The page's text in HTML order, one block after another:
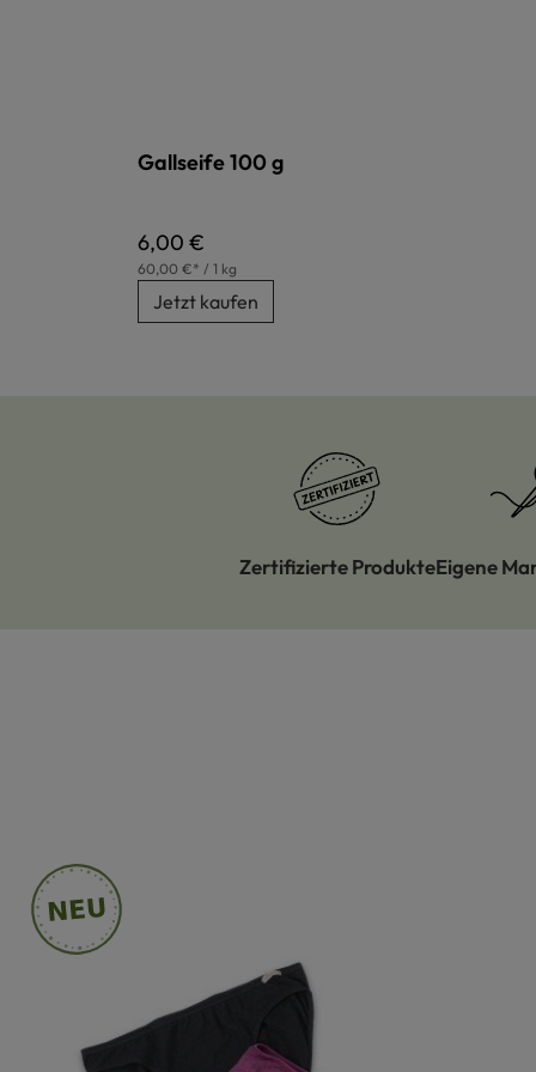
Gallseife 100 g
Regulärer Preis:
6,00 €
60,00 €* / 1 kg
Jetzt kaufen
Zertifizierte ProdukteEigene